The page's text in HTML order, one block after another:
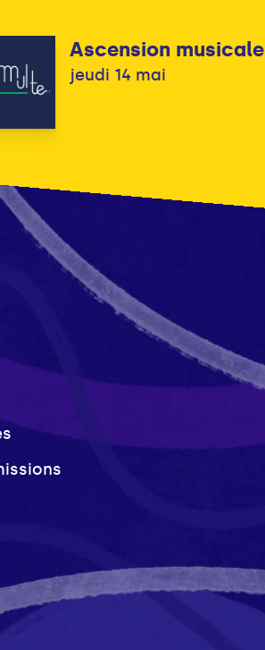
Ascension musicale
jeudi 14 mai